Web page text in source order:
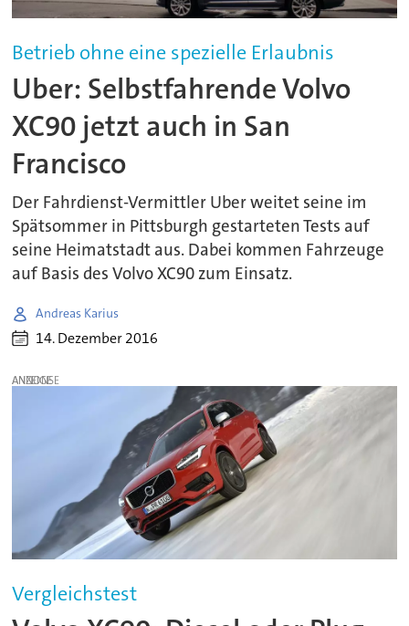
Betrieb ohne eine spezielle Erlaubnis
Uber: Selbstfahrende Volvo
XC90 jetzt auch in San
Francisco
Der Fahrdienst-Vermittler Uber weitet seine im
Spätsommer in Pittsburgh gestarteten Tests auf
seine Heimatstadt aus. Dabei kommen Fahrzeuge
auf Basis des Volvo XC90 zum Einsatz.
Andreas Karius
14. Dezember 2016
ANZEIGE
Vergleichstest